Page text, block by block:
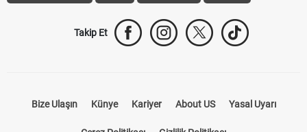
Takip Et
Bize Ulaşın Künye Kariyer About US Yasal Uyarı